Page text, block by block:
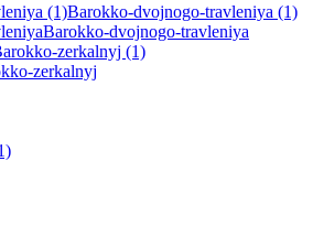
Barokko-dvojnogo-travleniya (1)
Barokko-dvojnogo-travleniya
zerkalnyj (1)
zerkalnyj